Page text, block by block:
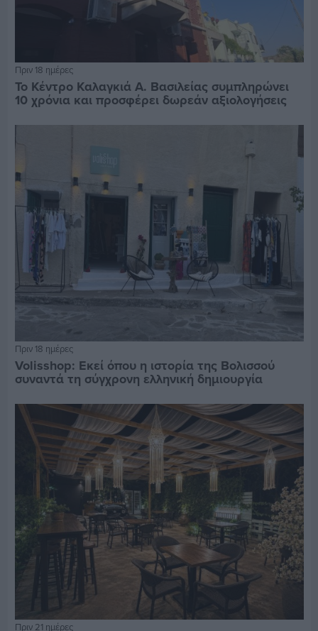
Πριν 18 ημέρες
Το Κέντρο Καλαγκιά Α. Βασιλείας συμπληρώνει
10 χρόνια και προσφέρει δωρεάν αξιολογήσεις
Πριν 18 ημέρες
Volisshop: Εκεί όπου η ιστορία της Βολισσού
συναντά τη σύγχρονη ελληνική δημιουργία
Πριν 21 ημέρες